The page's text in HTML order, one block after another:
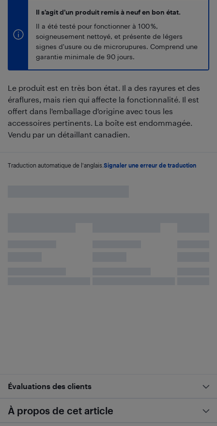
Il s’agit d’un produit remis à neuf en bon état.
Il a été testé pour fonctionner à 100 %,
soigneusement nettoyé, et présente de légers
signes d'usure ou de microrupures. Comprend une
garantie minimale de 90 jours.
Le produit est en très bon état. Il a des rayures et des
éraflures, mais rien qui affecte la fonctionnalité. Il est
offert dans l'emballage d'origine avec tous les
accessoires pertinents. La boîte est endommagée.
Vendu par un détaillant canadien.
Traduction automatique de l'anglais. Signaler une erreur de traduction
Évaluations des clients
À propos de cet article